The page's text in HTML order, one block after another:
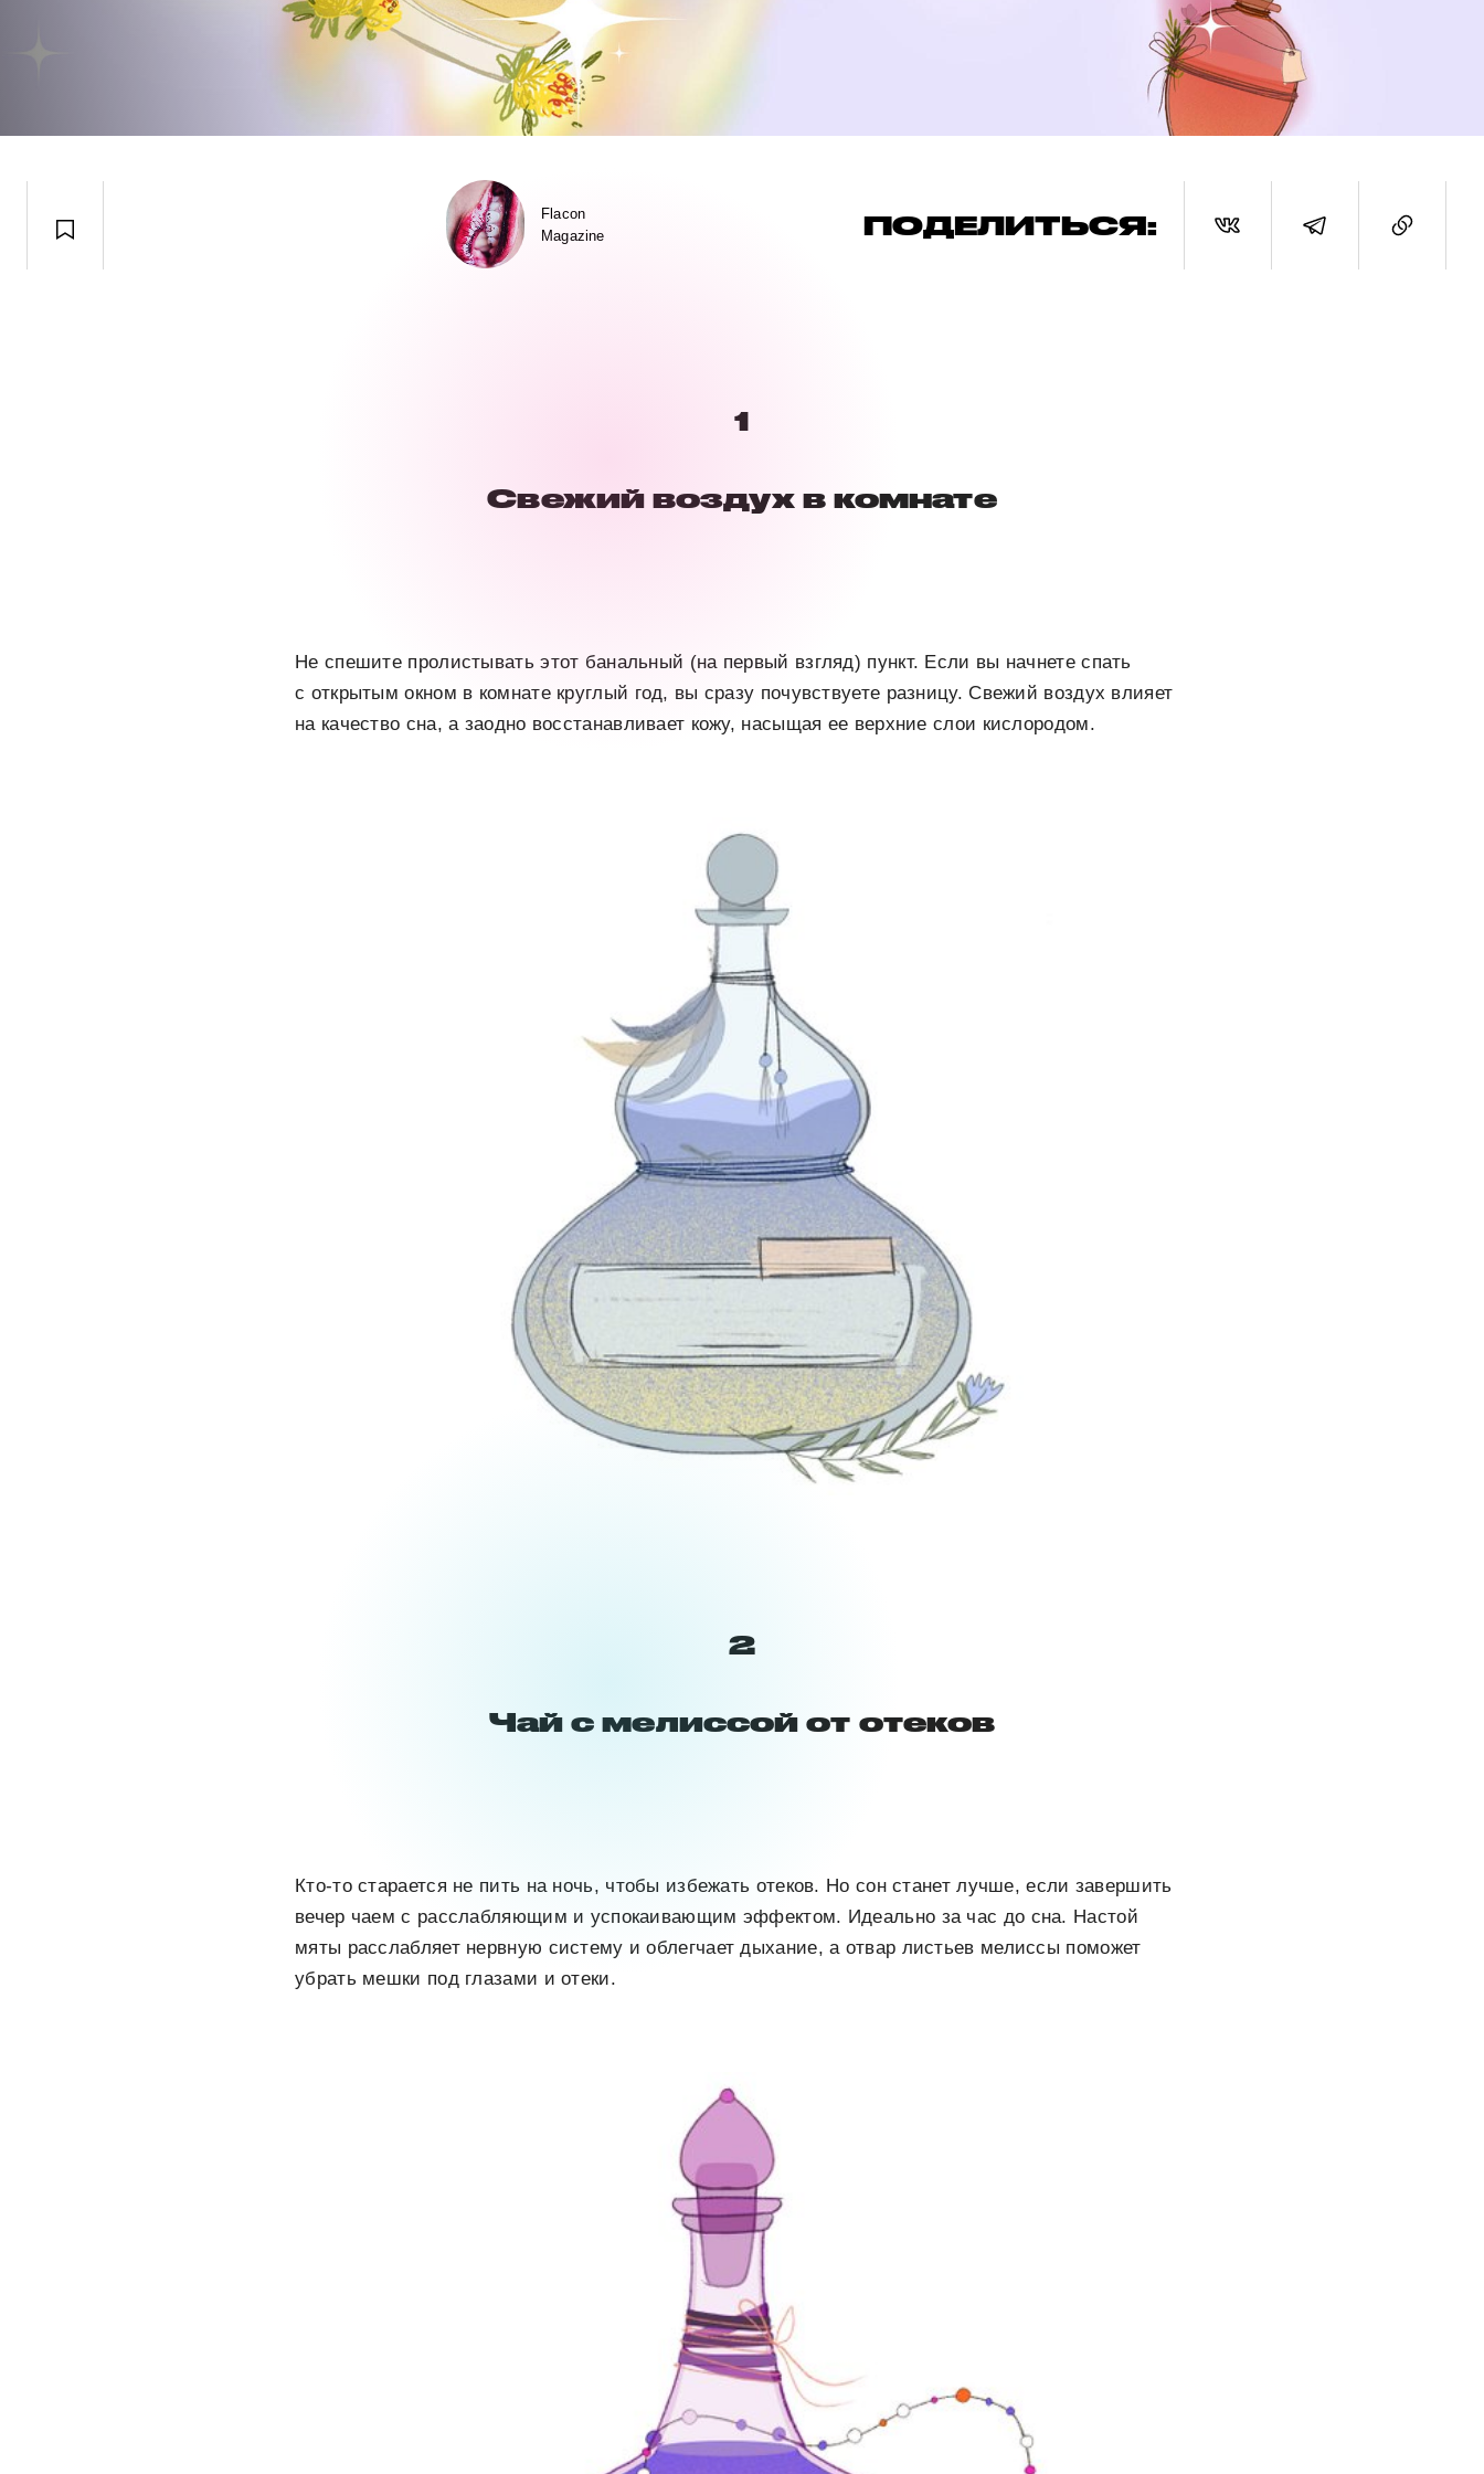
Flacon
Magazine
ПОДЕЛИТЬСЯ:
1
Свежий воздух в комнате
Не спешите пролистывать этот банальный (на первый взгляд) пункт. Если вы начнете спать
с открытым окном в комнате круглый год, вы сразу почувствуете разницу. Свежий воздух влияет
на качество сна, а заодно восстанавливает кожу, насыщая ее верхние слои кислородом.
2
Чай с мелиссой от отеков
Кто-то старается не пить на ночь, чтобы избежать отеков. Но сон станет лучше, если завершить
вечер чаем с расслабляющим и успокаивающим эффектом. Идеально за час до сна. Настой
мяты расслабляет нервную систему и облегчает дыхание, а отвар листьев мелиссы поможет
убрать мешки под глазами и отеки.